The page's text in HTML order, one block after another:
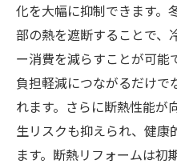
化を大幅に抑制できます。
部の熱を遮断することで、
ー消費を減らすことが可能
負担軽減につながるだけで
れます。さらに断熱性能が
生リスクも抑えられ、健康
ます。断熱リフォームは初